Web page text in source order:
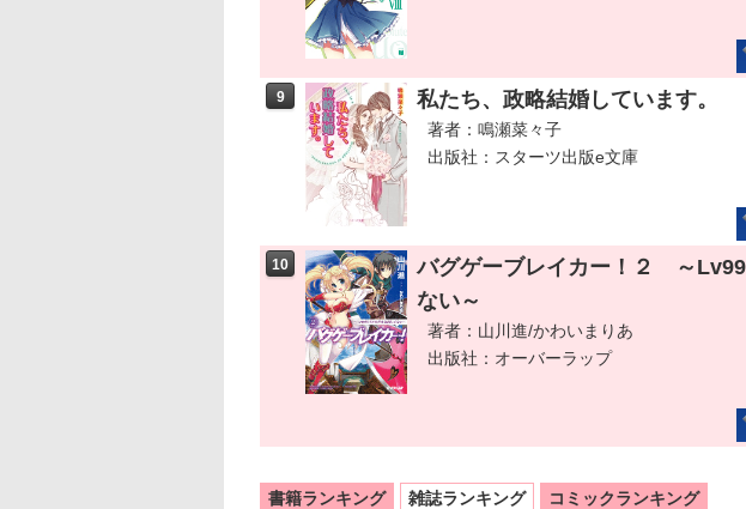
9 私たち、政略結婚しています。
著者：鳴瀬菜々子
出版社：スターツ出版e文庫
10
バグゲーブレイカー！２ ～
ない～
著者：山川進/かわいまりあ
出版社：オーバーラップ
書籍ランキング 雑誌ランキング コミックランキング